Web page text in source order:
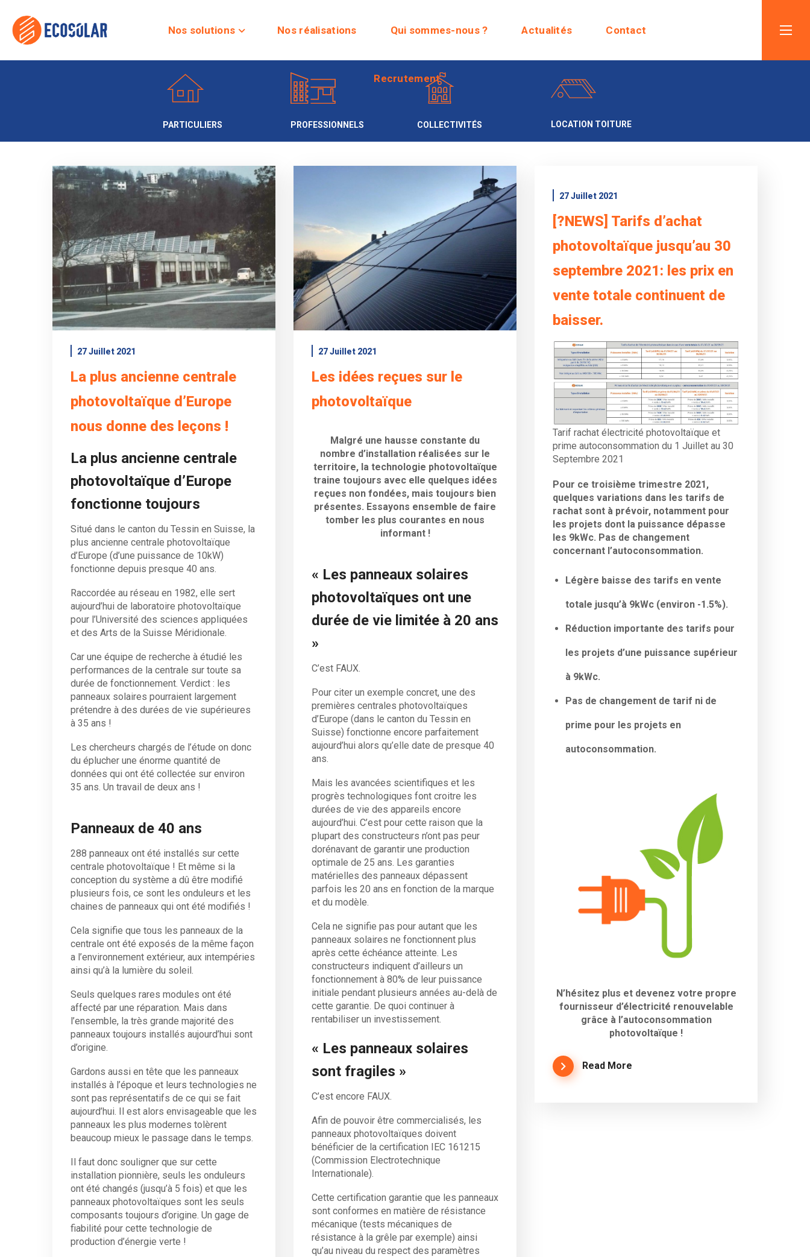
Nos solutions Nos réalisations Qui sommes-nous ? Actualités Contact
Recrutement
PARTICULIERS PROFESSIONNELS COLLECTIVITÉS LOCATION TOITURE
27 Juillet 2021
La plus ancienne centrale
photovoltaïque d’Europe
nous donne des leçons !
La plus ancienne centrale
photovoltaïque d’Europe
fonctionne toujours
Situé dans le canton du Tessin en Suisse, la
plus ancienne centrale photovoltaïque
d’Europe (d’une puissance de 10kW)
fonctionne depuis presque 40 ans.
Raccordée au réseau en 1982, elle sert
aujourd’hui de laboratoire photovoltaïque
pour l’Université des sciences appliquées
et des Arts de la Suisse Méridionale.
Car une équipe de recherche à étudié les
performances de la centrale sur toute sa
durée de fonctionnement. Verdict : les
panneaux solaires pourraient largement
prétendre à des durées de vie supérieures
à 35 ans !
Les chercheurs chargés de l’étude on donc
du éplucher une énorme quantité de
données qui ont été collectée sur environ
35 ans. Un travail de deux ans !
Panneaux de 40 ans
288 panneaux ont été installés sur cette
centrale photovoltaïque ! Et même si la
conception du système a dû être modifié
plusieurs fois, ce sont les onduleurs et les
chaines de panneaux qui ont été modifiés !
Cela signifie que tous les panneaux de la
centrale ont été exposés de la même façon
a l’environnement extérieur, aux intempéries
ainsi qu’à la lumière du soleil.
Seuls quelques rares modules ont été
affecté par une réparation. Mais dans
l’ensemble, la très grande majorité des
panneaux toujours installés aujourd’hui sont
d’origine.
Gardons aussi en tête que les panneaux
installés à l’époque et leurs technologies ne
sont pas représentatifs de ce qui se fait
aujourd’hui. Il est alors envisageable que les
panneaux les plus modernes tolèrent
beaucoup mieux le passage dans le temps.
Il faut donc souligner que sur cette
installation pionnière, seuls les onduleurs
ont été changés (jusqu’à 5 fois) et que les
panneaux photovoltaïques sont les seuls
composants toujours d’origine. Un gage de
fiabilité pour cette technologie de
production d’énergie verte !
27 Juillet 2021
Les idées reçues sur le
photovoltaïque
Malgré une hausse constante du
nombre d’installation réalisées sur le
territoire, la technologie photovoltaïque
traine toujours avec elle quelques idées
reçues non fondées, mais toujours bien
présentes. Essayons ensemble de faire
tomber les plus courantes en nous
informant !
« Les panneaux solaires
photovoltaïques ont une
durée de vie limitée à 20 ans
»
C’est FAUX.
Pour citer un exemple concret, une des
premières centrales photovoltaïques
d’Europe (dans le canton du Tessin en
Suisse) fonctionne encore parfaitement
aujourd’hui alors qu’elle date de presque 40
ans.
Mais les avancées scientifiques et les
progrès technologiques font croitre les
durées de vie des appareils encore
aujourd’hui. C’est pour cette raison que la
plupart des constructeurs n’ont pas peur
dorénavant de garantir une production
optimale de 25 ans. Les garanties
matérielles des panneaux dépassent
parfois les 20 ans en fonction de la marque
et du modèle.
Cela ne signifie pas pour autant que les
panneaux solaires ne fonctionnent plus
après cette échéance atteinte. Les
constructeurs indiquent d’ailleurs un
fonctionnement à 80% de leur puissance
initiale pendant plusieurs années au-delà de
cette garantie. De quoi continuer à
rentabiliser un investissement.
« Les panneaux solaires
sont fragiles »
C’est encore FAUX.
Afin de pouvoir être commercialisés, les
panneaux photovoltaïques doivent
bénéficier de la certification IEC 161215
(Commission Electrotechnique
Internationale).
Cette certification garantie que les panneaux
sont conformes en matière de résistance
mécanique (tests mécaniques de
résistance à la grêle par exemple) ainsi
qu’au niveau du respect des paramètres
27 Juillet 2021
[?NEWS] Tarifs d’achat
photovoltaïque jusqu’au 30
septembre 2021: les prix en
vente totale continuent de
baisser.
Tarif rachat électricité photovoltaïque et
prime autoconsommation du 1 Juillet au 30
Septembre 2021
Pour ce troisième trimestre 2021,
quelques variations dans les tarifs de
rachat sont à prévoir, notamment pour
les projets dont la puissance dépasse
les 9kWc. Pas de changement
concernant l’autoconsommation.
Légère baisse des tarifs en vente
totale jusqu’à 9kWc (environ -1.5%).
Réduction importante des tarifs pour
les projets d’une puissance supérieur
à 9kWc.
Pas de changement de tarif ni de
prime pour les projets en
autoconsommation.
N’hésitez plus et devenez votre propre
fournisseur d’électricité renouvelable
grâce à l’autoconsommation
photovoltaïque !
Read More